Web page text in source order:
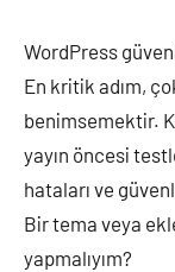
WordPress
En kritik adım,
benimsemektir.
yayın öncesi
hataları ve
Bir tema veya
yapmalıyım?